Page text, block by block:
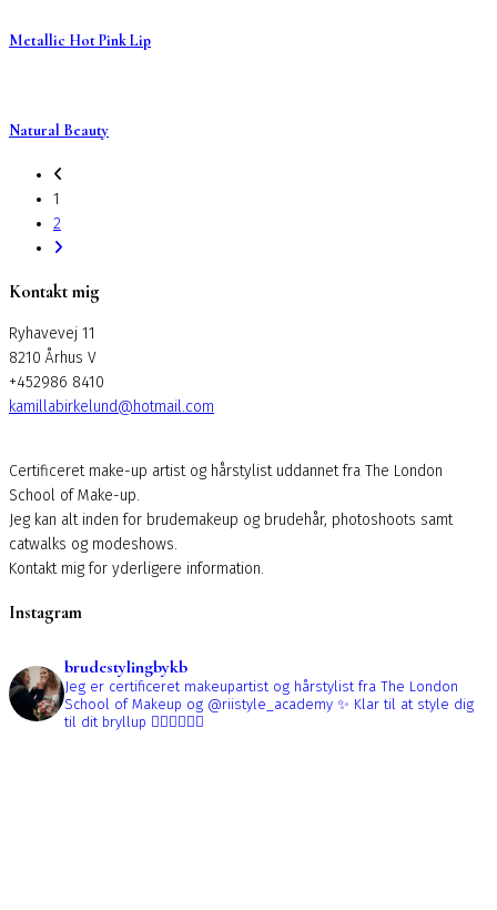
Metallic Hot Pink Lip
Natural Beauty
1
2
Kontakt mig
Ryhavevej 11
8210 Århus V
+452986 8410
kamillabirkelund@hotmail.com
Certificeret make-up artist og hårstylist uddannet fra The London
School of Make-up.
Jeg kan alt inden for brudemakeup og brudehår, photoshoots samt
catwalks og modeshows.
Kontakt mig for yderligere information.
Instagram
brudestylingbykb
Jeg er certificeret makeupartist og hårstylist fra The London
School of Makeup og @riistyle_academy ✨ Klar til at style dig
til dit bryllup 👰🏼‍♀️👰🏻‍♀️